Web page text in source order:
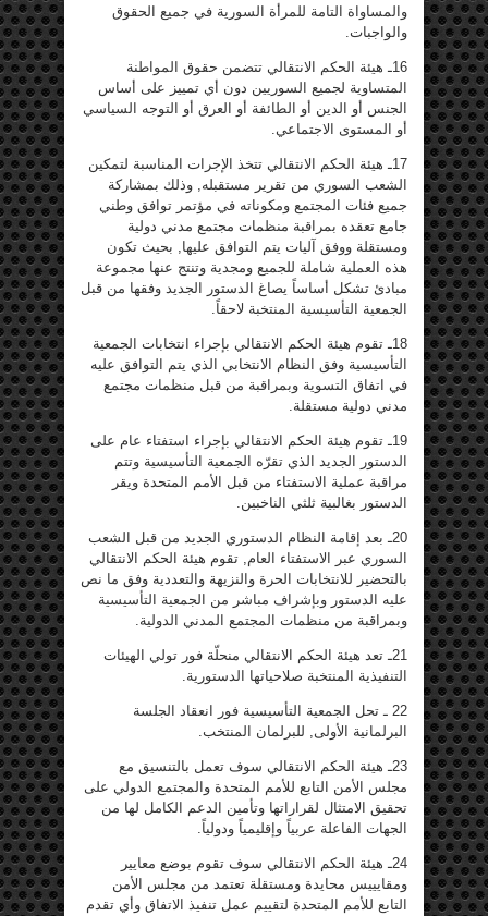
والمساواة التامة للمرأة السورية في جميع الحقوق
والواجبات.
16ـ هيئة الحكم الانتقالي تتضمن حقوق المواطنة
المتساوية لجميع السوريين دون أي تمييز على أساس
الجنس أو الدين أو الطائفة أو العرق أو التوجه السياسي
أو المستوى الاجتماعي.
17ـ هيئة الحكم الانتقالي تتخذ الإجرات المناسبة لتمكين
الشعب السوري من تقرير مستقبله, وذلك بمشاركة
جميع فئات المجتمع ومكوناته في مؤتمر توافق وطني
جامع تعقده بمراقبة منظمات مجتمع مدني دولية
ومستقلة ووفق آليات يتم التوافق عليها, بحيث تكون
هذه العملية شاملة للجميع ومجدية وتنتج عنها مجموعة
مبادئ تشكل أساساً يصاغ الدستور الجديد وفقها من قبل
الجمعية التأسيسية المنتخبة لاحقاً.
18ـ تقوم هيئة الحكم الانتقالي بإجراء انتخابات الجمعية
التأسيسية وفق النظام الانتخابي الذي يتم التوافق عليه
في اتفاق التسوية وبمراقبة من قبل منظمات مجتمع
مدني دولية مستقلة.
19ـ تقوم هيئة الحكم الانتقالي بإجراء استفتاء عام على
الدستور الجديد الذي تقرّه الجمعية التأسيسية وتتم
مراقبة عملية الاستفتاء من قبل الأمم المتحدة ويقر
الدستور بغالبية ثلثي الناخبين.
20ـ بعد إقامة النظام الدستوري الجديد من قبل الشعب
السوري عبر الاستفتاء العام, تقوم هيئة الحكم الانتقالي
بالتحضير للانتخابات الحرة والنزيهة والتعددية وفق ما نص
عليه الدستور وبإشراف مباشر من الجمعية التأسيسية
وبمراقبة من منظمات المجتمع المدني الدولية.
21ـ تعد هيئة الحكم الانتقالي منحلّة فور تولي الهيئات
التنفيذية المنتخبة صلاحياتها الدستورية.
22 ـ تحل الجمعية التأسيسية فور انعقاد الجلسة
البرلمانية الأولى, للبرلمان المنتخب.
23ـ هيئة الحكم الانتقالي سوف تعمل بالتنسيق مع
مجلس الأمن التابع للأمم المتحدة والمجتمع الدولي على
تحقيق الامتثال لقراراتها وتأمين الدعم الكامل لها من
الجهات الفاعلة عربياً وإقليمياً ودولياً.
24ـ هيئة الحكم الانتقالي سوف تقوم بوضع معايير
ومقايييس محايدة ومستقلة تعتمد من مجلس الأمن
التابع للأمم المتحدة لتقييم عمل تنفيذ الاتفاق وأي تقدم